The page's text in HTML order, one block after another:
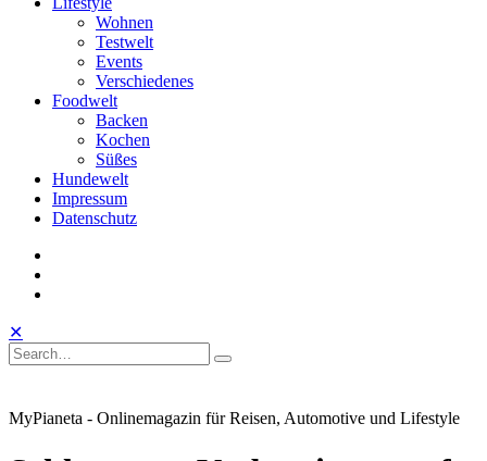
Wohnen
Testwelt
Events
Verschiedenes
Foodwelt
Backen
Kochen
Süßes
Hundewelt
Impressum
Datenschutz
Toggle
Mobile
Menu
Open
Search
✕
Search
Search
for:
Search
MyPianeta - Onlinemagazin für Reisen, Automotive und Lifestyle